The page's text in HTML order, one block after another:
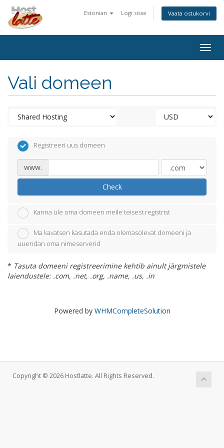
Estonian Logi sisse Vaata ostukorvi
Vali domeen
Registreeri uus domeen
www.
Check
Kanna üle oma domeen meile teisest registrist
Ma kavatsen kasutada enda olemasolevat domeeni ja
uuendan oma nimeserverid
* Tasuta domeeni registreerimine kehtib ainult järgmistele
laiendustele: .com, .net, .org, .name, .us, .in
Powered by WHMCompleteSolution
Copyright © 2026 Hostlatte. All Rights Reserved.